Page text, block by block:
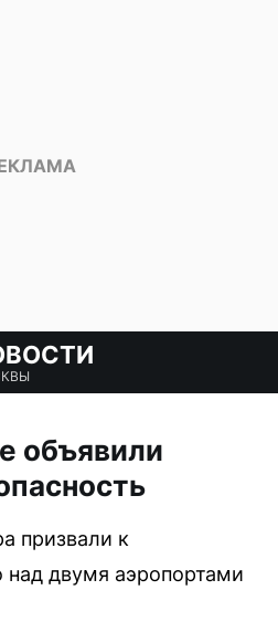
объявили
призвали к
над двумя аэропортами